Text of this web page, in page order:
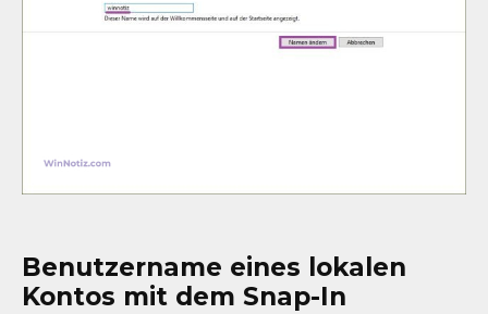
Benutzername eines lokalen
Kontos mit dem Snap-In